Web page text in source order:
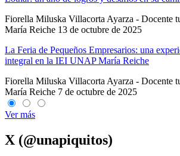
Fiorella Miluska Villacorta Ayarza - Docente
María Reiche 13 de octubre de 2025
La Feria de Pequeños Empresarios: una
integral en la IEI UNAP María Reiche
Fiorella Miluska Villacorta Ayarza - Docente
María Reiche 7 de octubre de 2025
Ver más
X (@unapiquitos)